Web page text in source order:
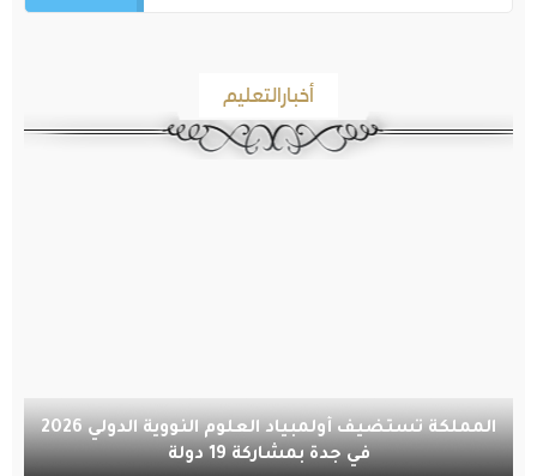
أخبارالتعليم
المملكة تستضيف أولمبياد العلوم النووية الدولي 2026
في جدة بمشاركة 19 دولة